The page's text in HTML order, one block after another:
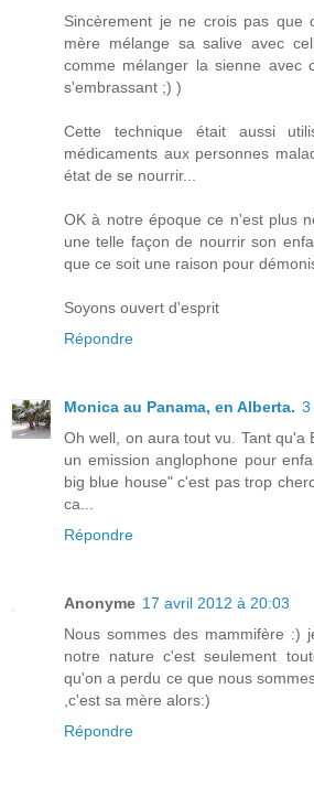
Sincèrement je ne crois pas que
mère mélange sa salive avec
comme mélanger la sienne avec
s'embrassant ;) )
Cette technique était aussi
médicaments aux personnes
état de se nourrir...
OK à notre époque ce n'est plus
une telle façon de nourrir son
que ce soit une raison pour
Soyons ouvert d'esprit
Répondre
Monica au Panama, en Alberta. 3
Oh well, on aura tout vu. Tant qu'a
un emission anglophone pour
big blue house" c'est pas trop
ca...
Répondre
Anonyme 17 avril 2012 à 20:03
Nous sommes des mammifère :)
notre nature c'est seulement
qu'on a perdu ce que nous
,c'est sa mère alors:)
Répondre